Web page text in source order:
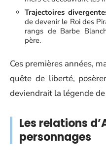
Trajectoires
de devenir le Roi des
rangs de Barbe
père.
Ces premières années,
quête de liberté,
deviendrait la légende
Les relations
personnages